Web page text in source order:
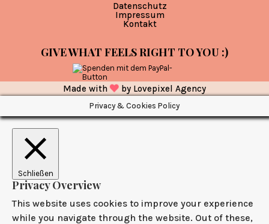
Datenschutz
Impressum
Kontakt
GIVE WHAT FEELS RIGHT TO YOU :)
Made with by Lovepixel Agency
Privacy & Cookies Policy
Schließen
Privacy Overview
This website uses cookies to improve your experience
while you navigate through the website. Out of these,